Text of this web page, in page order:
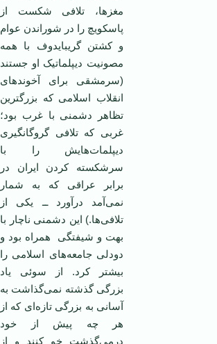
مغزها، تلافی شکست از
پاسکويچ را در شوراندن عوام
و کشتن گريبايدوف با همه
مصونيت ديپلماتيک او جستند
(سرمشقی برای آخوندهای
انقلاب اسلامی که بزرگترين
تظاهر دشمنی با غرب بود؛
غربی که تلافی گروگانگيری
ديپلمات‌هايش را با
سرشکسته کردن ايران در
برابر عراقی که به شمار
نمی‌آمد درآورد ــ يکی از
تلافی‌ها.) اين دشمنی ناچار با
بهت و شيفتگی همراه بود و
دودلی جامعه‌های اسلامی را
بيشتر کرد. از سوئی ياد
بزرگی گذشته نمی‌گذاشت به
آسانی به بزرگی تازه‌ای که از
هر چه پيش از خود
درمی‌گذشت خو کنند و از